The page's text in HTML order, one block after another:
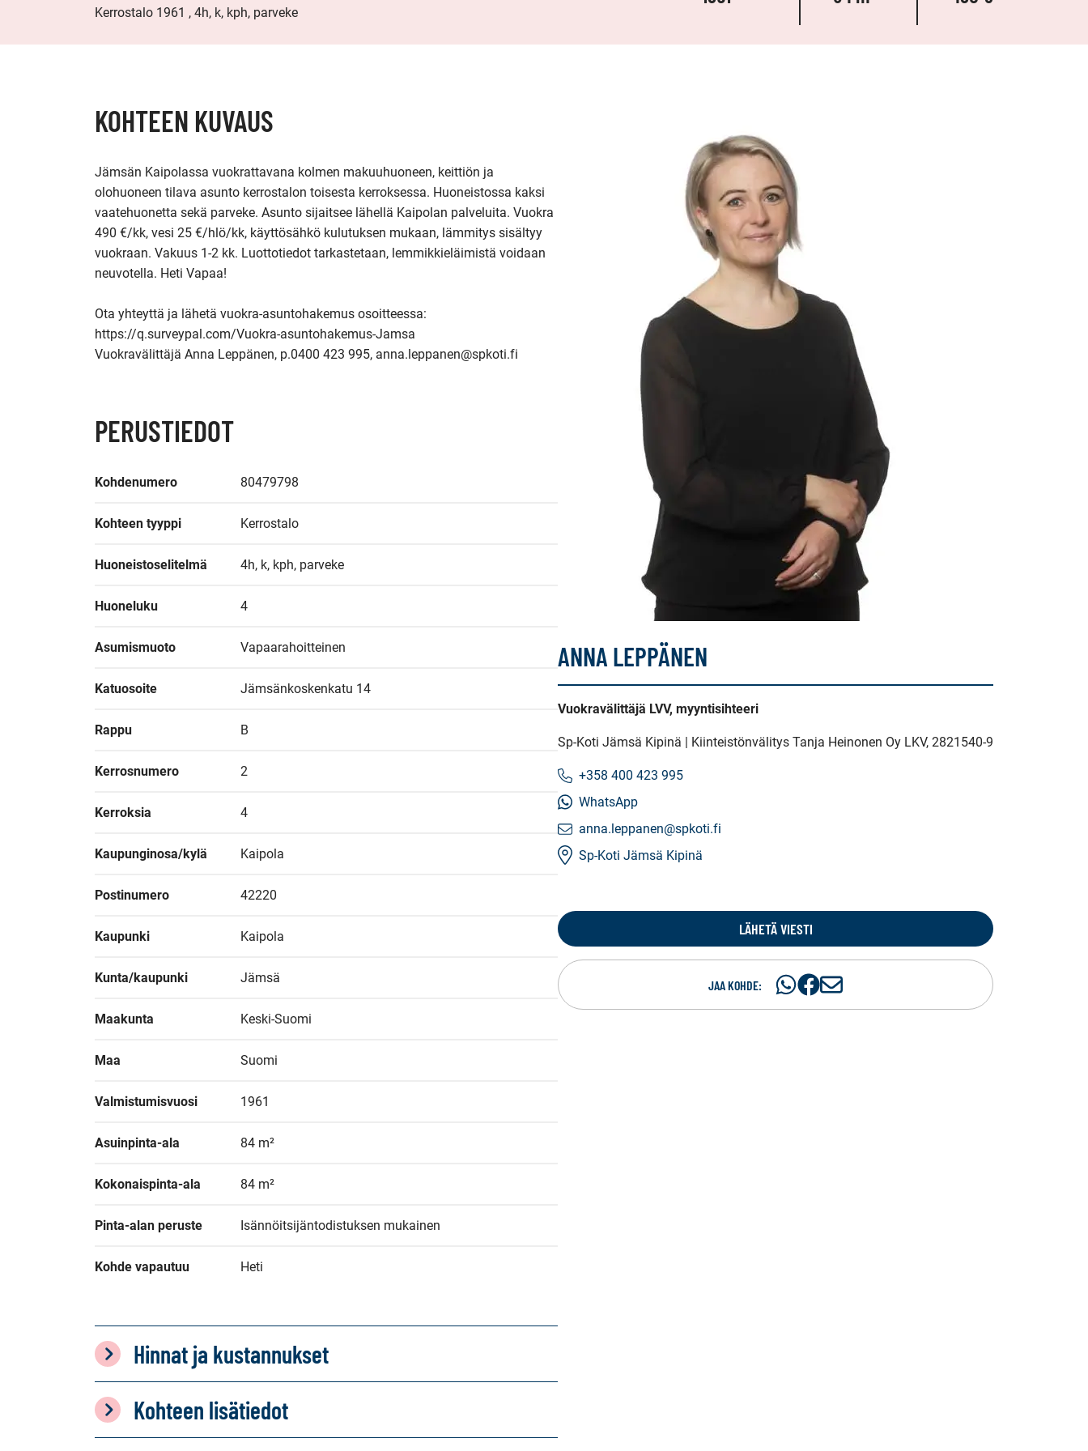
Kerrostalo 1961 , 4h, k, kph, parveke
KOHTEEN KUVAUS
Jämsän Kaipolassa vuokrattavana kolmen makuuhuoneen, keittiön ja
olohuoneen tilava asunto kerrostalon toisesta kerroksessa. Huoneistossa kaksi
vaatehuonetta sekä parveke. Asunto sijaitsee lähellä Kaipolan palveluita. Vuokra
490 €/kk, vesi 25 €/hlö/kk, käyttösähkö kulutuksen mukaan, lämmitys sisältyy
vuokraan. Vakuus 1-2 kk. Luottotiedot tarkastetaan, lemmikkieläimistä voidaan
neuvotella. Heti Vapaa!
Ota yhteyttä ja lähetä vuokra-asuntohakemus osoitteessa:
https://q.surveypal.com/Vuokra-asuntohakemus-Jamsa
Vuokravälittäjä Anna Leppänen, p.0400 423 995, anna.leppanen@spkoti.fi
PERUSTIEDOT
Kohdenumero 80479798
Kohteen tyyppi Kerrostalo
Huoneistoselitelmä 4h, k, kph, parveke
Huoneluku 4
Asumismuoto Vapaarahoitteinen
Katuosoite Jämsänkoskenkatu 14
Rappu B
Kerrosnumero 2
Kerroksia 4
Kaupunginosa/kylä Kaipola
Postinumero 42220
Kaupunki Kaipola
Kunta/kaupunki Jämsä
Maakunta Keski-Suomi
Maa Suomi
Valmistumisvuosi 1961
Asuinpinta-ala 84 m²
Kokonaispinta-ala 84 m²
Pinta-alan peruste Isännöitsijäntodistuksen mukainen
Kohde vapautuu Heti
Hinnat ja kustannukset
Kohteen lisätiedot
ANNA LEPPÄNEN
Vuokravälittäjä LVV, myyntisihteeri
Sp-Koti Jämsä Kipinä | Kiinteistönvälitys Tanja Heinonen Oy LKV, 2821540-9
+358 400 423 995
WhatsApp
anna.leppanen@spkoti.fi
Sp-Koti Jämsä Kipinä
LÄHETÄ VIESTI
JAA KOHDE:
JaaJaaJ